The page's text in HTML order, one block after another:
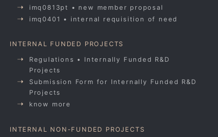
imq0813pt • new member proposal
imq0401 • internal requisition of need
INTERNAL FUNDED PROJECTS
Regulations • Internally Funded R&D
Projects
Submission Form for Internally Funded R&D
Projects
know more
INTERNAL NON-FUNDED PROJECTS